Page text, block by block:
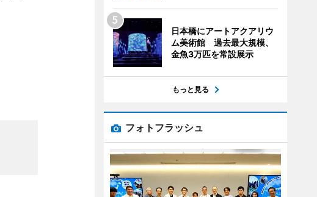
日本橋にアートアクアリウ
ム美術館 過去最大規模、
金魚3万匹を常設展示
もっと見る
フォトフラッシュ